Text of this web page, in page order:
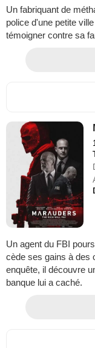
Un fabriquant de
police d'une petite
témoigner contre sa
Un agent du FBI
cède ses gains à des
enquête, il découvre
banque lui a caché.